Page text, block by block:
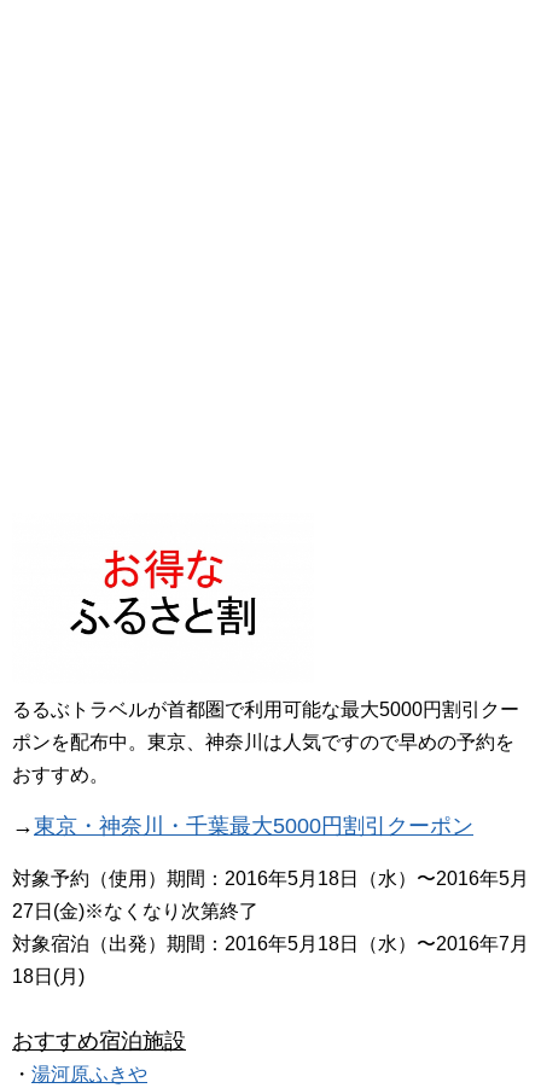
るるぶトラベルが首都圏で利用可能な最大5000円割引クー
ポンを配布中。東京、神奈川は人気ですので早めの予約を
おすすめ。
→東京・神奈川・千葉最大5000円割引クーポン
対象予約（使用）期間：2016年5月18日（水）〜2016年5月
27日(金)※なくなり次第終了
対象宿泊（出発）期間：2016年5月18日（水）〜2016年7月
18日(月)
おすすめ宿泊施設
・ 湯河原ふきや